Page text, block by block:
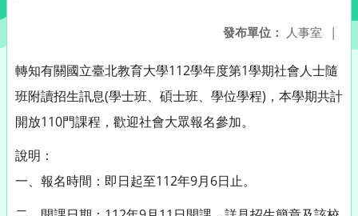
發布單位： 人事室 |
轉知有關國立臺北教育大學112學年度第1學期社會人士隨
班附讀招生訊息(學士班、碩士班、學位學程)，本學期共計
開放110門課程，歡迎社會大眾報名參加。
說明：
一、報名時間：即日起至112年9月6日止。